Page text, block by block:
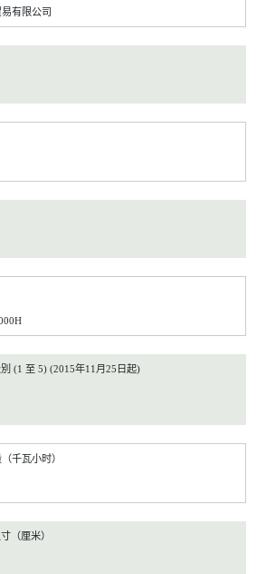
有限公司
(1 至 5) (2015年11月25日起)
千瓦小时）
（厘米）